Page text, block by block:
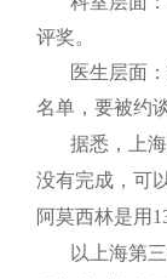
评奖。
医生层面
名单，要被约谈
据悉，上
没有完成，可
阿莫西林是用
以上海第